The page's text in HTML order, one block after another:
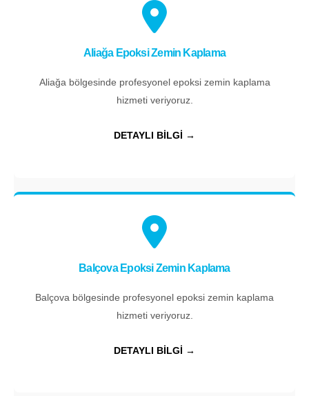
Aliağa Epoksi Zemin Kaplama
Aliağa bölgesinde profesyonel epoksi zemin kaplama
hizmeti veriyoruz.
DETAYLI BİLGİ →
Balçova Epoksi Zemin Kaplama
Balçova bölgesinde profesyonel epoksi zemin kaplama
hizmeti veriyoruz.
DETAYLI BİLGİ →